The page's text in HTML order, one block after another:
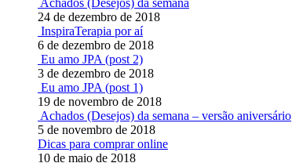
Achados (Desejos) da semana
24 de dezembro de 2018
InspiraTerapia por aí
6 de dezembro de 2018
Eu amo JPA (post 2)
3 de dezembro de 2018
Eu amo JPA (post 1)
19 de novembro de 2018
Achados (Desejos) da semana – versão aniversário
5 de novembro de 2018
Dicas para comprar online
10 de maio de 2018